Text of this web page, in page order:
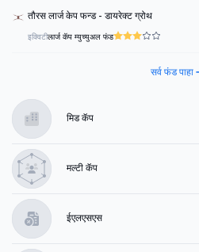
तौरस लार्ज केप फन्ड - डायरेक्ट ग्रोथ
इक्विटीलार्ज कॅप म्युच्युअल फंड
सर्व फंड पाहा
मिड कॅप
मल्टी कॅप
ईएलएसएस